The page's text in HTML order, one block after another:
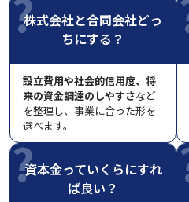
株式会社と合同会社どっ
ちにする？
設立費用や社会的信用度、将
来の資金調達のしやすさなど
を整理し、事業に合った形を
選べます。
資本金っていくらにすれ
ば良い？